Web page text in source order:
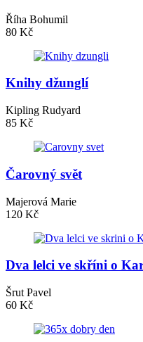
Říha Bohumil
80 Kč
Knihy džunglí
Kipling Rudyard
85 Kč
Čarovný svět
Majerová Marie
120 Kč
Dva lelci ve skříni o
Šrut Pavel
60 Kč